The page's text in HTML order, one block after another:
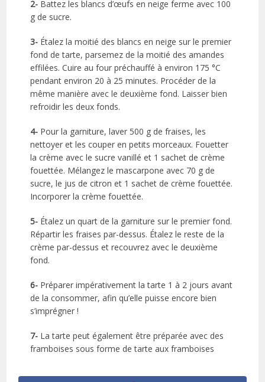
2- Battez les blancs d’œufs en neige ferme avec 100
g de sucre.
3- Étalez la moitié des blancs en neige sur le premier
fond de tarte, parsemez de la moitié des amandes
effilées. Cuire au four préchauffé à environ 175 °C
pendant environ 20 à 25 minutes. Procéder de la
même manière avec le deuxième fond. Laisser bien
refroidir les deux fonds.
4- Pour la garniture, laver 500 g de fraises, les
nettoyer et les couper en petits morceaux. Fouetter
la crème avec le sucre vanillé et 1 sachet de crème
fouettée. Mélangez le mascarpone avec 70 g de
sucre, le jus de citron et 1 sachet de crème fouettée.
Incorporer la crème fouettée.
5- Étalez un quart de la garniture sur le premier fond.
Répartir les fraises par-dessus. Étalez le reste de la
crème par-dessus et recouvrez avec le deuxième
fond.
6- Préparer impérativement la tarte 1 à 2 jours avant
de la consommer, afin qu’elle puisse encore bien
s’imprégner !
7- La tarte peut également être préparée avec des
framboises sous forme de tarte aux framboises